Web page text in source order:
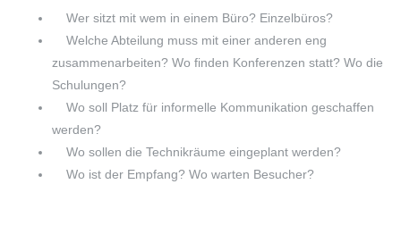
Wer sitzt mit wem in einem Büro? Einzelbüros?
Welche Abteilung muss mit einer anderen eng
zusammenarbeiten? Wo finden Konferenzen statt? Wo die
Schulungen?
Wo soll Platz für informelle Kommunikation geschaffen
werden?
Wo sollen die Technikräume eingeplant werden?
Wo ist der Empfang? Wo warten Besucher?